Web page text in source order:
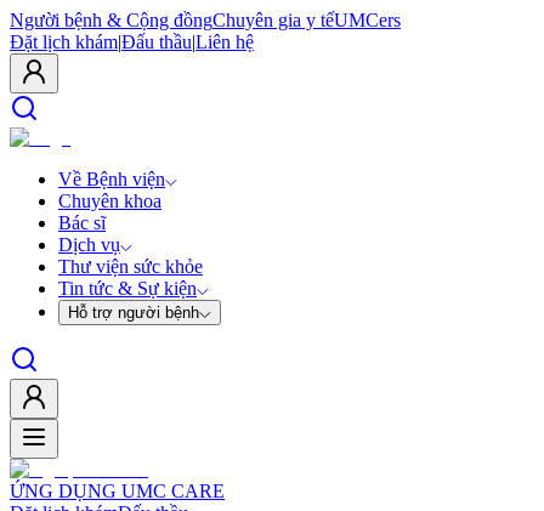
Người bệnh & Cộng đồngChuyên gia y tếUMCers
Đặt lịch khám|Đấu thầu|Liên hệ
Về Bệnh viện
Chuyên khoa
Bác sĩ
Dịch vụ
Thư viện sức khỏe
Tin tức & Sự kiện
Hỗ trợ người bệnh
ỨNG DỤNG UMC CARE